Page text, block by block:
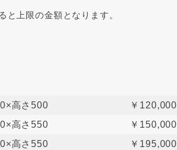
上限の金額となります。
高さ500
￥120,000
高さ550
￥150,000
高さ550
￥195,000